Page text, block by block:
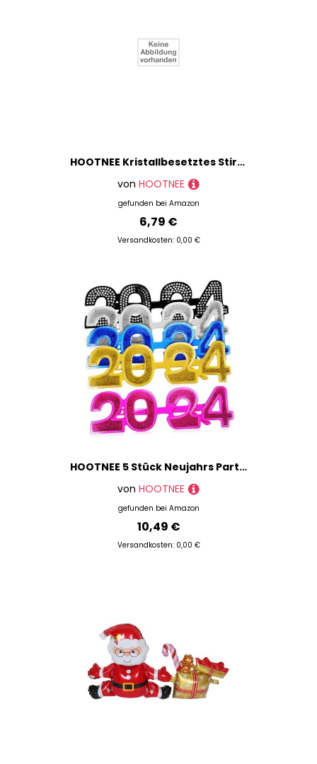
HOOTNEE Kristallbesetztes Stirnband Leichtes und Bequemes Haarband mit Glänzenden Strasssteinen Mädchen Kopfschmuck für Geburtstage Bühnenauftritte und Cosplay in Goldpink
von HOOTNEE
gefunden bei Amazon
6,79 €
Versandkosten: 0,00 €
HOOTNEE 5 Stück Neujahrs Partybrillen Teiliges Bunte Elektrobeschichtete Kunststoffbrillen Leicht Komfortabel Langlebig Zahlenform für Silvesterfeiern und Fotorequisiten
von HOOTNEE
gefunden bei Amazon
10,49 €
Versandkosten: 0,00 €